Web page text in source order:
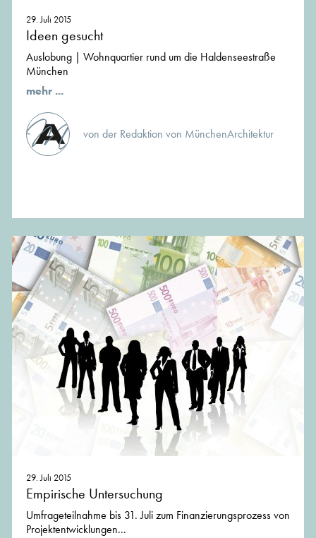
29. Juli 2015
Ideen gesucht
Auslobung | Wohnquartier rund um die Haldenseestraße
München
mehr ...
von der Redaktion von MünchenArchitektur
29. Juli 2015
Empirische Untersuchung
Umfrageteilnahme bis 31. Juli zum Finanzierungsprozess von
Projektentwicklungen...